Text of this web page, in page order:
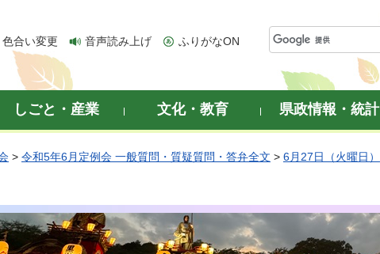
合い変更 音声読み上げ ふりがなON
しごと・産業 文化・教育 県政情報・統計
> 令和5年6月定例会 一般質問・質疑質問・答弁全文 > 6月27日（火曜日）